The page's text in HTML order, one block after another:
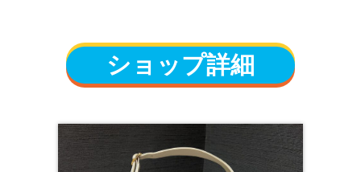
ショップ詳細